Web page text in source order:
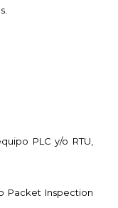
PLC y/o RTU,
Packet Inspection